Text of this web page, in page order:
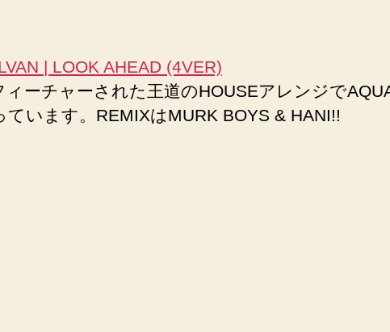
| LOOK AHEAD (4VER)
ーチャーされた王道のHOUSEアレンジで
います。REMIXはMURK BOYS & HANI!!